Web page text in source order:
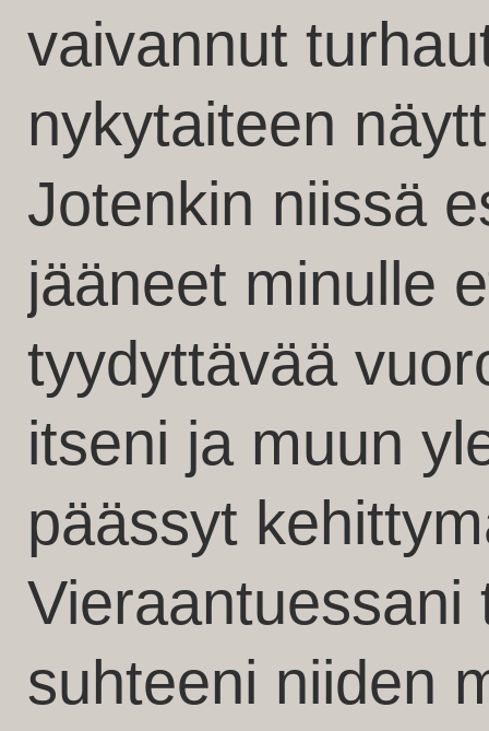
vaivannut
nykytaiteen
Jotenkin niissä
jääneet minulle
tyydyttävää
itseni ja muun
päässyt
Vieraantuessani
suhteeni niiden